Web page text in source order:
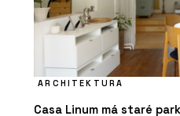
ARCHITEKTURA
Casa Linum má staré